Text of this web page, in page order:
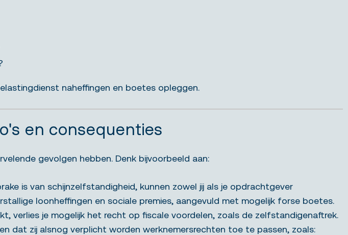
naheffingen en boetes opleggen.
en consequenties
gevolgen hebben. Denk bijvoorbeeld aan:
is van schijnzelfstandigheid, kunnen zowel jij als je opdrachtgever
loonheffingen en sociale premies, aangevuld met mogelijk forse boetes.
verlies je mogelijk het recht op fiscale voordelen, zoals de zelfstandigenaftrek.
dat zij alsnog verplicht worden werknemersrechten toe te passen, zoals: